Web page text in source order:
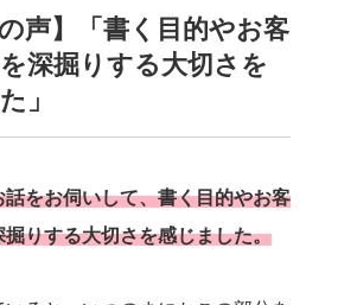
の声】「書く目的やお客
深掘りする大切さを
」
話をお伺いして、書く目的やお客
掘りする大切さを感じました。